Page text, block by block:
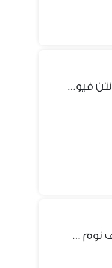
اقل سعر شقه بجاردن 170 متر بالتقسيط فيو لاند سكيب في ماونتن فيو اي سيتي التجمع الخامس mountain view i-city new cairo
اقل من سعر الماركت شقة140 م جاردن 44 م استلام فوري 3غرف نوم فيو لاند سكيب في ماونتن فيو اي سيتي التجمع الخامس mountain view i-city new cair